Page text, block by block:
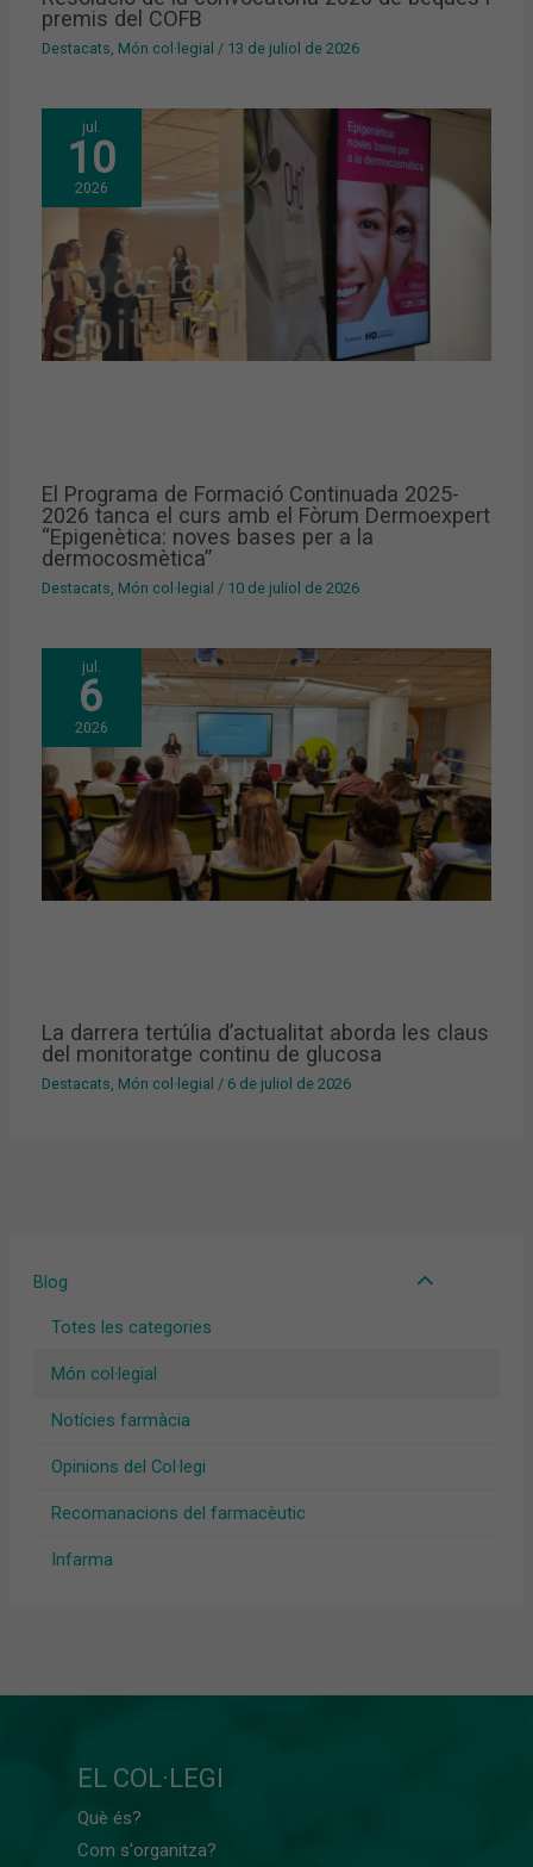
Blog
Totes les categories
Món col·legial
Notícies farmàcia
Opinions del Col·legi
Recomanacions del farmacèutic
Infarma
premis del COFB
Destacats, Món col·legial / 13 de juliol de 2026
jul.
10
2026
El Programa de Formació Continuada 2025-
2026 tanca el curs amb el Fòrum Dermoexpert
“Epigenètica: noves bases per a la
dermocosmètica”
Destacats Món col·legial / 10 de juliol de 2026
jul.
6
2026
La darrera tertúlia d’actualitat aborda les claus
del monitoratge continu de glucosa
Destacats, Món col·legial / 6 de juliol de 2026
EL COL·LEGI
Què és?
Com s'organitza?